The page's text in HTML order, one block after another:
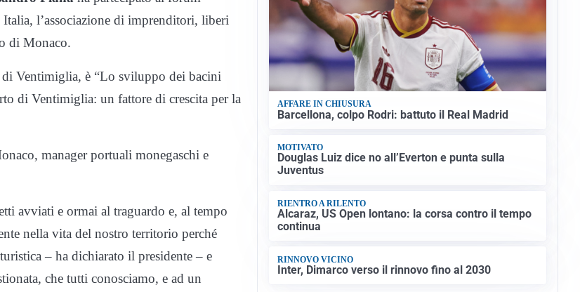
l’associazione di imprenditori, liberi
di Monaco.
Ventimiglia, è “Lo sviluppo dei bacini
di Ventimiglia: un fattore di crescita per la
manager portuali monegaschi e
avviati e ormai al traguardo e, al tempo
nella vita del nostro territorio perché
– ha dichiarato il presidente – e
che tutti conosciamo, e ad un
AFFARE IN CHIUSURA
Barcellona, colpo Rodri: battuto il Real Madrid
MOTIVATO
Douglas Luiz dice no all’Everton e punta sulla
Juventus
RIENTRO A RILENTO
Alcaraz, US Open lontano: la corsa contro il tempo
continua
RINNOVO VICINO
Inter, Dimarco verso il rinnovo fino al 2030